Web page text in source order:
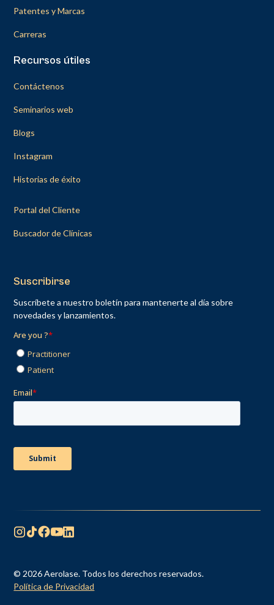
Patentes y Marcas
Carreras
Recursos útiles
Contáctenos
Seminarios web
Blogs
Instagram
Historias de éxito
Portal del Cliente
Buscador de Clínicas
Suscribirse
Suscríbete a nuestro boletín para mantenerte al día sobre
novedades y lanzamientos.
© 2026 Aerolase. Todos los derechos reservados.
Política de Privacidad